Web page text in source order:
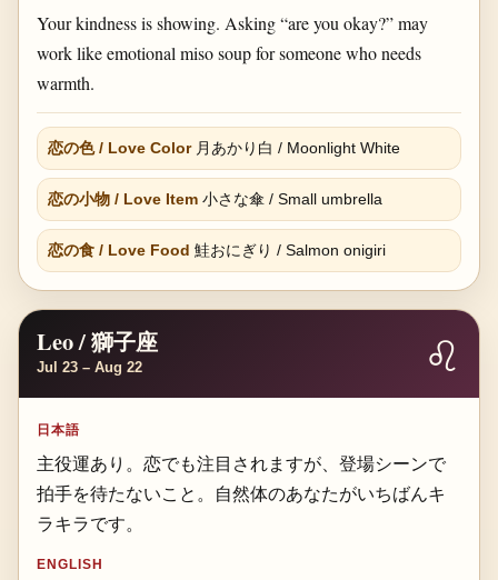
Your kindness is showing. Asking “are you okay?” may
work like emotional miso soup for someone who needs
warmth.
恋の色 / Love Color月あかり白 / Moonlight White
恋の小物 / Love Item小さな傘 / Small umbrella
恋の食 / Love Food 鮭おにぎり / Salmon onigiri
Leo / 獅子座
Jul 23 – Aug 22 ♌
日本語
主役運あり。恋でも注目されますが、登場シーンで
拍手を待たないこと。自然体のあなたがいちばんキ
ラキラです。
ENGLISH